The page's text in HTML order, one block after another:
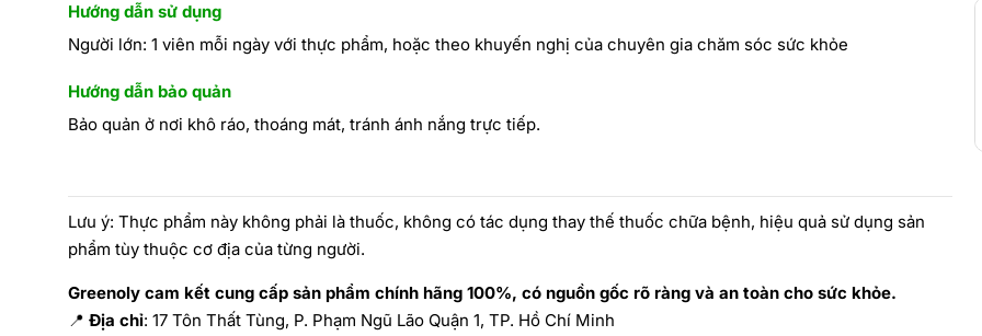
Hướng dẫn sử dụng
Người lớn: 1 viên mỗi ngày với thực phẩm, hoặc theo khuyến nghị của chuyên gia chăm sóc sức khỏe
Hướng dẫn bảo quản
Bảo quản ở nơi khô ráo, thoáng mát, tránh ánh nắng trực tiếp.
Lưu ý: Thực phẩm này không phải là thuốc, không có tác dụng thay thế thuốc chữa bệnh, hiệu quả sử dụng sản
phẩm tùy thuộc cơ địa của từng người.
Greenoly cam kết cung cấp sản phẩm chính hãng 100%, có nguồn gốc rõ ràng và an toàn cho sức khỏe.
📍 Địa chỉ: 17 Tôn Thất Tùng, P. Phạm Ngũ Lão Quận 1, TP. Hồ Chí Minh